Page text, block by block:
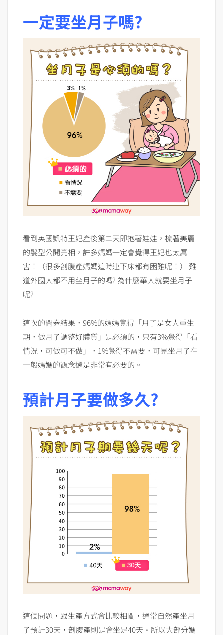
一定要坐月子嗎?
看到英國凱特王妃產後第二天即抱著娃娃，梳著美麗
的髮型公開亮相，許多媽媽一定會覺得王妃也太厲
害！（很多剖腹產媽媽這時連下床都有困難呢！） 難
道外國人都不用坐月子的嗎? 為什麼華人就要坐月子
呢?
這次的問券結果，96%的媽媽覺得「月子是女人重生
期，做月子調整好體質」是必須的，只有3%覺得「看
情況，可做可不做」，1%覺得不需要，可見坐月子在
一般媽媽的觀念還是非常有必要的。
預計月子要做多久?
這個問題，跟生產方式會比較相關，通常自然產坐月
子預計30天，剖腹產則是會坐足40天。所以大部分媽